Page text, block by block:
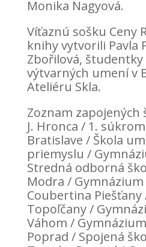
Monika Nagyová.
Víťaznú sošku Ceny
knihy vytvorili Pavla
Zbořilová, študentky
výtvarných umení v
Ateliéru Skla.
Zoznam zapojených
J. Hronca / 1.
Bratislave / Škola
priemyslu /
Stredná odborná
Modra /
Coubertina
Topoľčany /
Váhom /
Poprad / Spojená